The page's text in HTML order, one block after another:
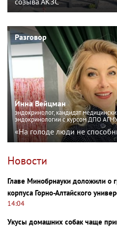
Разговор
Инна Вейцман
эндокринолог, кандидат
эндокринологии с курсом ДПО
«На голоде люди не
Новости
Главе Минобрнауки доложили о
корпуса Горно-Алтайского
14:04
Укусы домашних собак чаще